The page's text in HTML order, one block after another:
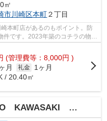
㎡
市川崎区本町２丁目
本町店があるのもポイント。防
件です。2023年築のコチラの物件
(管理費等：8,000円 )
月 礼金
1ヶ月
/ 20.40㎡
WEST